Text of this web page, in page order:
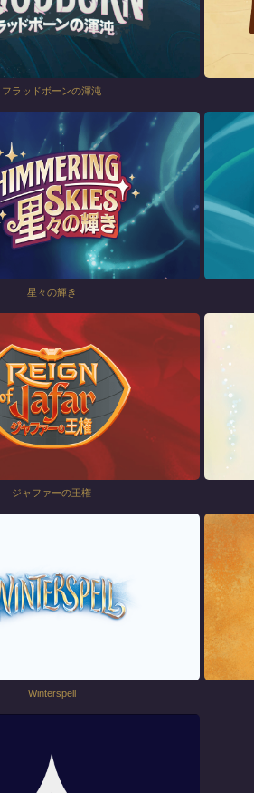
フラッドボーンの渾沌
星々の輝き
ジャファーの王権
Winterspell